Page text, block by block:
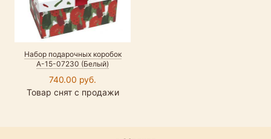
Набор подарочных коробок
А-15-07230 (Белый)
740.00 руб.
Товар снят с продажи